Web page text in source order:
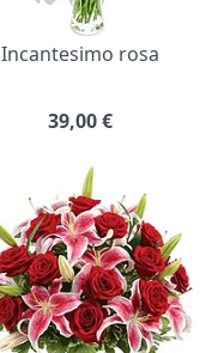
Incantesimo rosa
39,00€